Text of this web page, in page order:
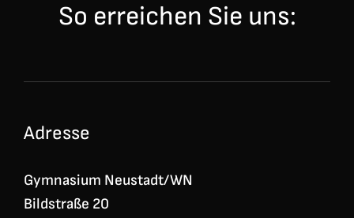
So erreichen Sie uns:
Adresse
Gymnasium Neustadt/WN
Bildstraße 20